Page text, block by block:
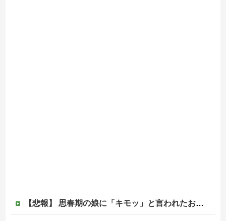
【悲報】 思春期の娘に「キモッ」と言われたお父さん、グレるｗｗｗｗｗｗｗ